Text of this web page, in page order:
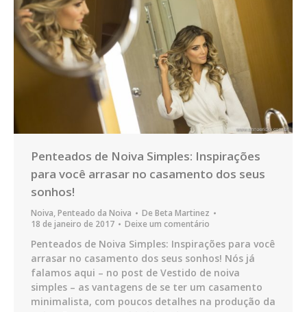
Penteados de Noiva Simples: Inspirações
para você arrasar no casamento dos seus
sonhos!
Noiva,Penteado da Noiva De Beta Martinez
18 de janeiro de 2017
Deixe um comentário
Penteados de Noiva Simples: Inspirações para você
arrasar no casamento dos seus sonhos! Nós já
falamos aqui – no post de Vestido de noiva
simples – as vantagens de se ter um casamento
minimalista, com poucos detalhes na produção da